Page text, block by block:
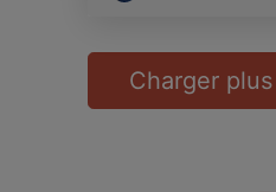
Charger